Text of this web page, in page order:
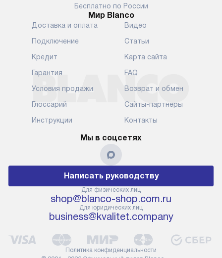
Бесплатно по России
Мир Blanco
Доставка и оплата
Подключение
Кредит
Гарантия
Условия продажи
Глоссарий
Инструкции
Видео
Статьи
Карта сайта
FAQ
Возврат и обмен
Сайты-партнеры
Контакты
Мы в соцсетях
Написать руководству
Для физических лиц
shop@blanco-shop.com.ru
Для юридических лиц
business@kvalitet.company
Политика конфиденциальности